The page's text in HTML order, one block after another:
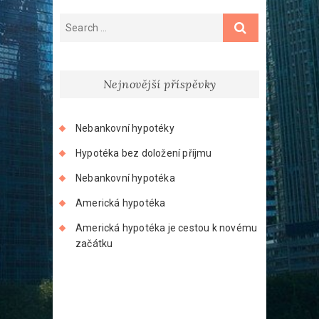
Nejnovější příspěvky
Nebankovní hypotéky
Hypotéka bez doložení příjmu
Nebankovní hypotéka
Americká hypotéka
Americká hypotéka je cestou k novému
začátku